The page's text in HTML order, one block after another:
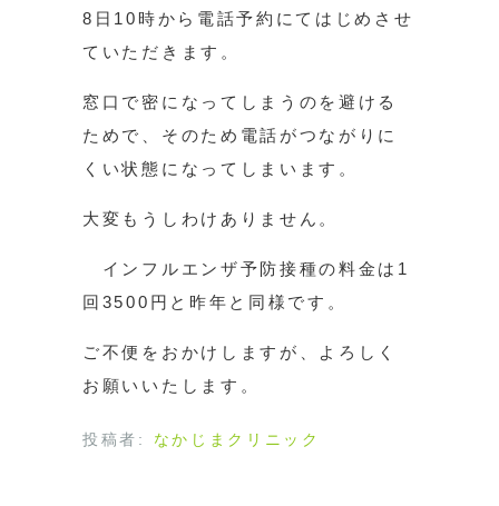
8日10時から電話予約にてはじめさせ
ていただきます。
窓口で密になってしまうのを避ける
ためで、そのため電話がつながりに
くい状態になってしまいます。
大変もうしわけありません。
インフルエンザ予防接種の料金は1
回3500円と昨年と同様です。
ご不便をおかけしますが、よろしく
お願いいたします。
投稿者: なかじまクリニック